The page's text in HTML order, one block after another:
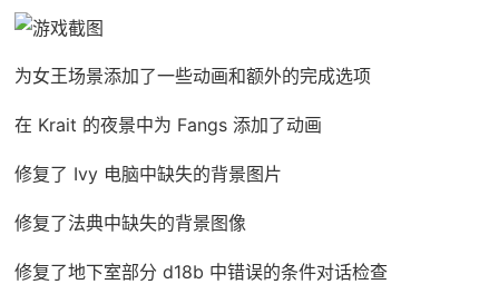
为女王场景添加了一些动画和额外的完成选项
在 Krait 的夜景中为 Fangs 添加了动画
修复了 Ivy 电脑中缺失的背景图片
修复了法典中缺失的背景图像
修复了地下室部分 d18b 中错误的条件对话检查